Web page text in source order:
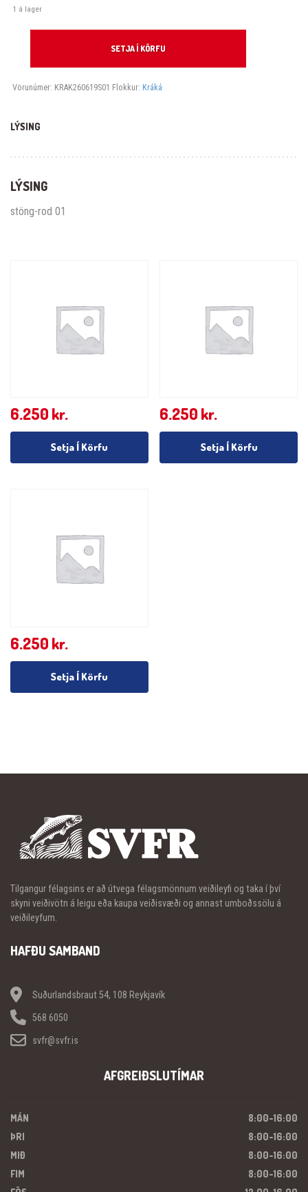
1 á lager
SETJA Í KÖRFU
Vörunúmer: KRAK260619S01 Flokkur: Kráká
LÝSING
LÝSING
stöng-rod 01
6.250 kr.
Setja Í Körfu
6.250 kr.
Setja Í Körfu
6.250 kr.
Setja Í Körfu
Tilgangur félagsins er að útvega félagsmönnum veiðileyfi og taka í því
skyni veiðivötn á leigu eða kaupa veiðisvæði og annast umboðssölu á
veiðileyfum.
HAFÐU SAMBAND
Suðurlandsbraut 54, 108 Reykjavík
568 6050
svfr@svfr.is
AFGREIÐSLUTÍMAR
MÁN
8:00-16:00
ÞRI
8:00-16:00
MIÐ
8:00-16:00
FIM
8:00-16:00